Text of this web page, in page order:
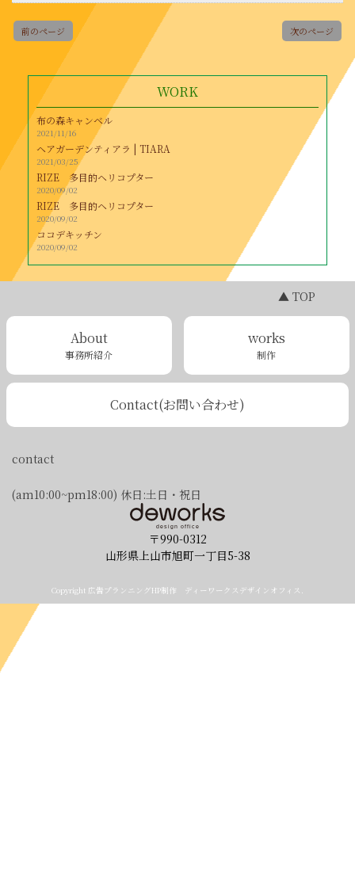
前のページ 次のページ
WORK
布の森キャンベル
2021/11/16
ヘアガーデンティアラ | TIARA
2021/03/25
RIZE 多目的ヘリコプター
2020/09/02
RIZE 多目的ヘリコプター
2020/09/02
ココデキッチン
2020/09/02
▲ TOP
About
事務所紹介
works
制作
Contact(お問い合わせ)
contact
(am10:00~pm18:00) 休日:土日・祝日
〒990-0312
山形県上山市旭町一丁目5-38
Copyright 広告プランニングHP制作 ディーワークスデザインオフィス.